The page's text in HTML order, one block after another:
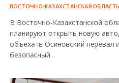
ВОСТОЧНО-КАЗАХСТАНСКАЯ ОБЛАСТЬ
В Восточно-Казахстанской
планируют открыть новую
объехать Осиновский перевал
безопасный…